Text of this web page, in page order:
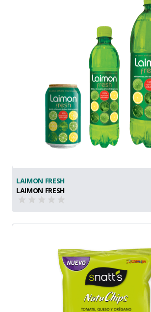
LAIMON FRESH
LAIMON FRESH